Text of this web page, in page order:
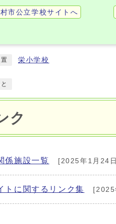
市公立学校サイトへ
栄小学校
ク
係施設一覧 [2025年1月24
トに関するリンク集 [2025